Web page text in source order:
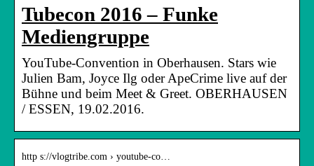
Tubecon 2016 – Funke
Mediengruppe
YouTube-Convention in Oberhausen. Stars wie
Julien Bam, Joyce Ilg oder ApeCrime live auf der
Bühne und beim Meet & Greet. OBERHAUSEN
/ ESSEN, 19.02.2016.
http s://vlogtribe.com › youtube-co…